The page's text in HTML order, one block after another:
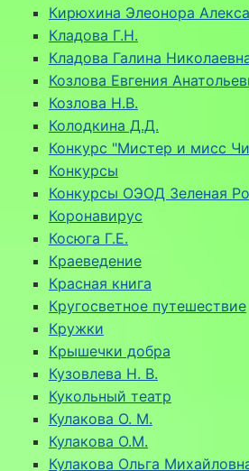
Кирюхина Элеонора
Кладова Г.Н.
Кладова Галина
Козлова Евгения
Козлова Н.В.
Колодкина Д.Д.
Конкурс "Мистер и мисс
Конкурсы
Конкурсы ОЭОД Зеленая
Коронавирус
Косюга Г.Е.
Краеведение
Красная книга
Кругосветное путешествие
Кружки
Крышечки добра
Кузовлева Н. В.
Кукольный театр
Кулакова О. М.
Кулакова О.М.
Кулакова Ольга